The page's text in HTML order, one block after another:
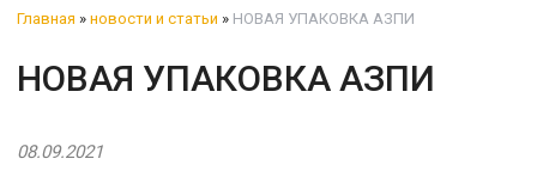
Главная » новости и статьи » НОВАЯ УПАКОВКА АЗПИ
НОВАЯ УПАКОВКА АЗПИ
08.09.2021